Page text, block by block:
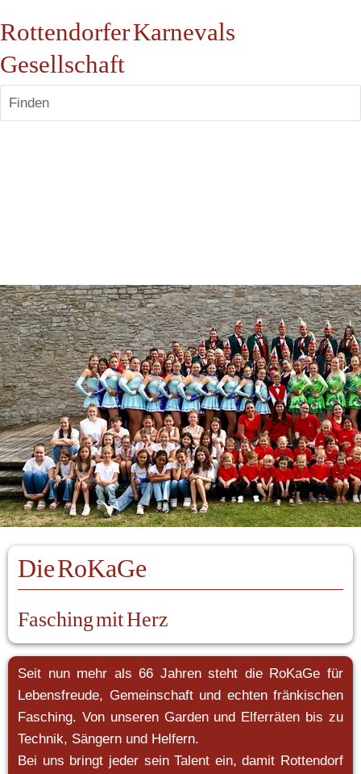
Rottendorfer Karnevals
Gesellschaft
Finden
Die RoKaGe
Fasching mit Herz
Seit nun mehr als 66 Jahren steht die RoKaGe für
Lebensfreude, Gemeinschaft und echten fränkischen
Fasching. Von unseren Garden und Elferräten bis zu
Technik, Sängern und Helfern.
Bei uns bringt jeder sein Talent ein, damit Rottendorf